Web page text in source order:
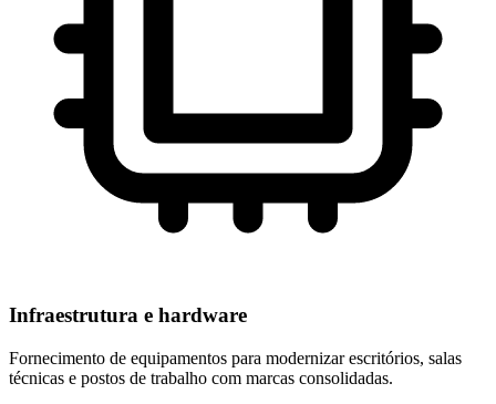
Infraestrutura e hardware
Fornecimento de equipamentos para modernizar escritórios, salas
técnicas e postos de trabalho com marcas consolidadas.